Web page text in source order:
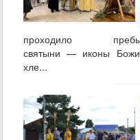
проходило
святыни — иконы
хле...